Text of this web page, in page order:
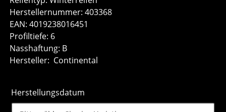
Herstellernummer: 403368
EAN: 4019238016451
Profiltiefe: 6
Nasshaftung: B
Hersteller: Continental
Herstellungsdatum